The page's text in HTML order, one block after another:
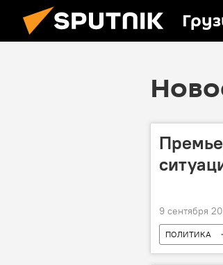
9 сентября
ПОЛИТИКА
Тбилиси